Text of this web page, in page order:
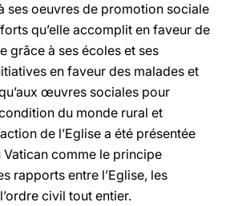
ses oeuvres de promotion sociale
qu’elle accomplit en faveur de
grâce à ses écoles et ses
en faveur des malades et
œuvres sociales pour
du monde rural et
de l’Eglise a été présentée
Vatican comme le principe
rapports entre l’Eglise, les
civil tout entier.